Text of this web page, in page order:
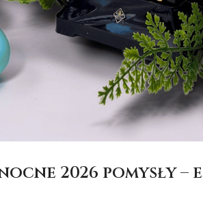
2026 pomysły